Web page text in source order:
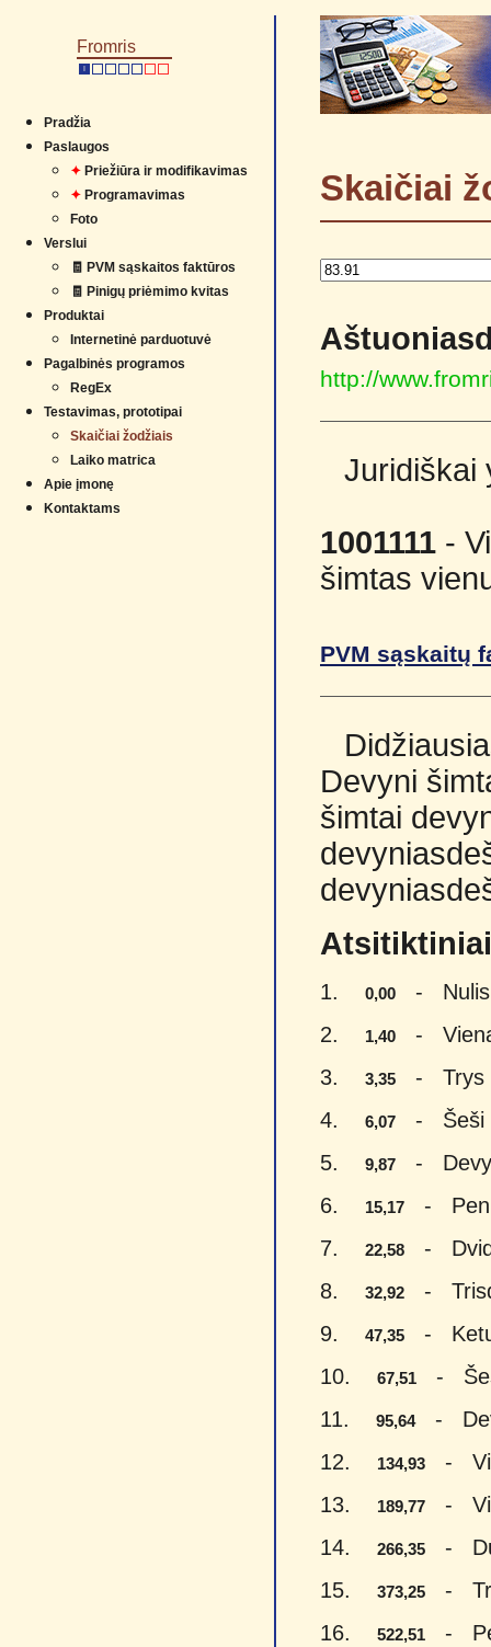
Fromris
Pradžia
Paslaugos
✦ Priežiūra ir modifikavimas
✦ Programavimas
Foto
Verslui
🧾 PVM sąskaitos faktūros
🧾 Pinigų priėmimo kvitas
Produktai
Internetinė parduotuvė
Pagalbinės programos
RegEx
Testavimas, prototipai
Skaičiai žodžiais
Laiko matrica
Apie įmonę
Kontaktams
Skaičiai
http://
Juridiškai
1001111 -
šimtas
PVM sąskaitų
Devyni
šimtai
1. 0,00
- Nulis
2.
1,40
-
3.
3,35
- Trys
4.
6,07
- Šeši
5.
9,87
-
6.
15,17
-
7.
22,58
-
8.
32,92
-
9.
47,35
-
10.
67,51
-
11.
95,64-
12.
134,93
-
13.
189,77
-
14.
266,35
- Du
15.
373,25
-
16.
522,51
-